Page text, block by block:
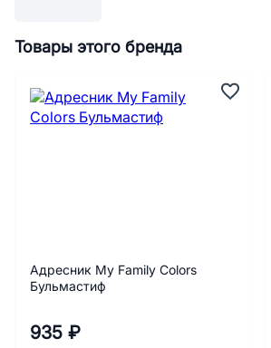
Товары этого бренда
Адресник My Family Colors
Бульмастиф
935 ₽